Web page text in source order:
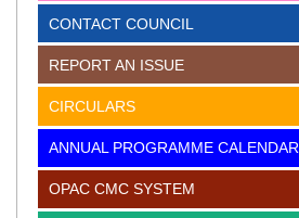
CONTACT COUNCIL
REPORT AN ISSUE
CIRCULARS
ANNUAL PROGRAMME CALENDAR
OPAC CMC SYSTEM